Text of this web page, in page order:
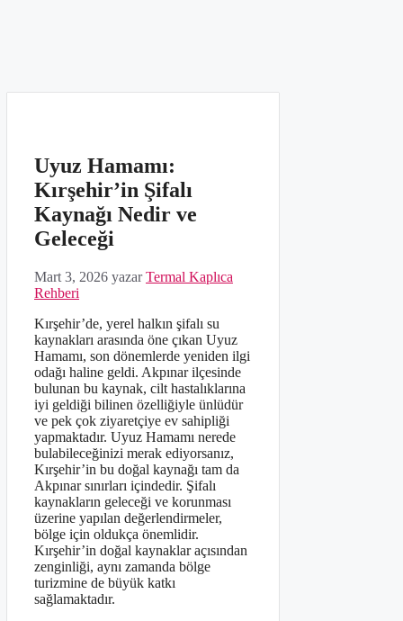
Uyuz Hamamı:
Kırşehir’in Şifalı
Kaynağı Nedir ve
Geleceği
Mart 3, 2026 yazarTermal Kaplıca
Rehberi
Kırşehir’de, yerel halkın şifalı su
kaynakları arasında öne çıkan Uyuz
Hamamı, son dönemlerde yeniden ilgi
odağı haline geldi. Akpınar ilçesinde
bulunan bu kaynak, cilt hastalıklarına
iyi geldiği bilinen özelliğiyle ünlüdür
ve pek çok ziyaretçiye ev sahipliği
yapmaktadır. Uyuz Hamamı nerede
bulabileceğinizi merak ediyorsanız,
Kırşehir’in bu doğal kaynağı tam da
Akpınar sınırları içindedir. Şifalı
kaynakların geleceği ve korunması
üzerine yapılan değerlendirmeler,
bölge için oldukça önemlidir.
Kırşehir’in doğal kaynaklar açısından
zenginliği, aynı zamanda bölge
turizmine de büyük katkı
sağlamaktadır.